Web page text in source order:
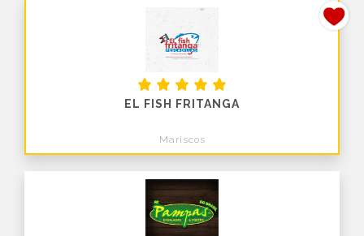
EL FISH FRITANGA
Mariscos